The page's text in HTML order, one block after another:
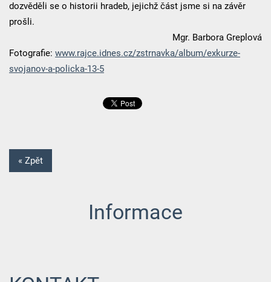
dozvěděli se o historii hradeb, jejichž část jsme si na závěr
prošli.
Mgr. Barbora Greplová
Fotografie: www.rajce.idnes.cz/zstrnavka/album/exkurze-
svojanov-a-policka-13-5
« Zpět
Informace